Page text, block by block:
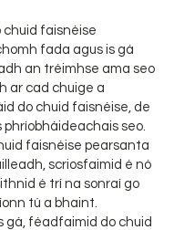
chuid faisnéise
fada agus is gá
an tréimhse ama seo
ar cad chuige a
do chuid faisnéise, de
seo.
faisnéise pearsanta
scriosfaimid é nó
é trí na sonraí go
tú a bhaint.
gá, féadfaimid do chuid